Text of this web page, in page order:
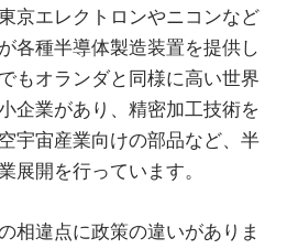
京エレクトロンやニコンなど
各種半導体製造装置を提供し
もオランダと同様に高い世界
企業があり、精密加工技術を
宇宙産業向けの部品など、半
展開を行っています。
相違点に政策の違いがありま